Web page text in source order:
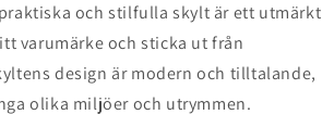
och stilfulla skylt är ett utmärkt
varumärke och sticka ut från
design är modern och tilltalande,
olika miljöer och utrymmen.